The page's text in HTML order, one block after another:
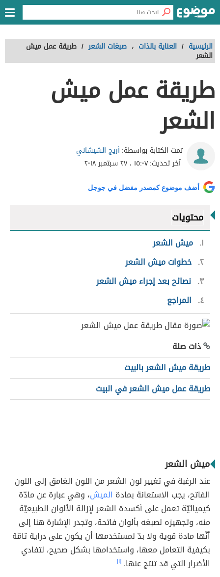
الرئيسية / العناية بالذات ، صبغات الشعر / طريقة عمل ميش
الشعر
طريقة عمل ميش
الشعر
تمت الكتابة بواسطة:أريج الشيشاني
آخر تحديث:١٥:٠٧ ، ٢٧ سبتمبر ٢٠١٨
أضف موضوع كمصدر مفضل في جوجل
محتويات
١ ميش الشعر
٢ خطوات ميش الشعر
٣ نصائح بعد إجراء ميش الشعر
٤
المراجع
ذات صلة
طريقة ميش الشعر بالبيت
طريقة عمل ميش الشعر في البيت
ميش الشعر
عند الرغبة في تغيير لون الشعر من اللون الغامق إلى اللون
الفاتح، يجب الاستعانة بمادة الميش، وهي عبارة عن مادّة
كيميائيّة تعمل على أكسدة الشعر لإزالة الألوان الطبيعيّة
منه، وتجهيزه لصبغه بألوان فاتحة، وتجدر الإشارة هنا إلى
أنّها مادة قوية ولا بدّ لمستخدمها أن يكون على دراية تامّة
بكيفية التعامل معها، واستخدامها بشكل صحيح، لتفادي
الأضرار التي قد تنتج عنها. [١]